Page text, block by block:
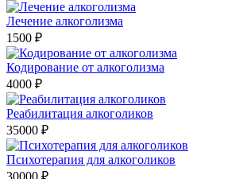
Лечение алкоголизма
1500 ₽
Кодирование от алкоголизма
4000 ₽
Реабилитация алкоголиков
35000 ₽
Психотерапия для алкоголиков
30000 ₽